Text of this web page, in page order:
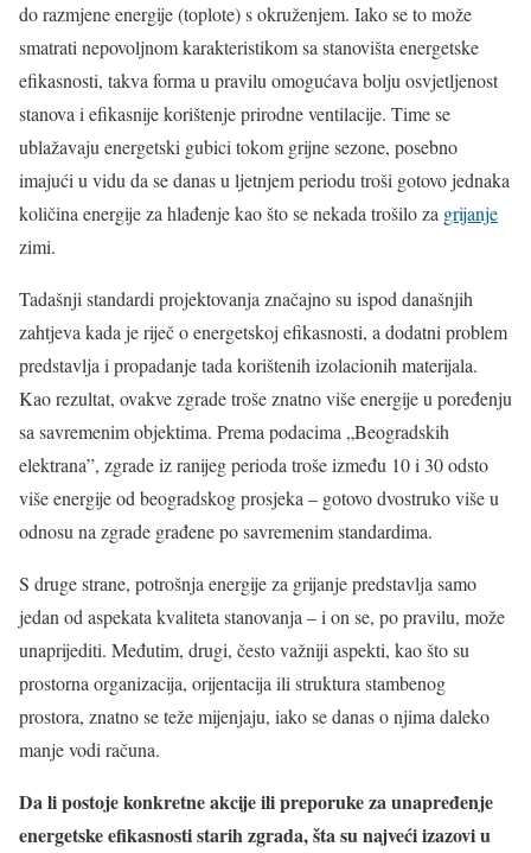
do razmjene energije (toplote) s okruženjem. Iako se to može
smatrati nepovoljnom karakteristikom sa stanovišta energetske
efikasnosti, takva forma u pravilu omogućava bolju osvjetljenost
stanova i efikasnije korištenje prirodne ventilacije. Time se
ublažavaju energetski gubici tokom grijne sezone, posebno
imajući u vidu da se danas u ljetnjem periodu troši gotovo jednaka
količina energije za hlađenje kao što se nekada trošilo za grijanje
zimi.
Tadašnji standardi projektovanja značajno su ispod današnjih
zahtjeva kada je riječ o energetskoj efikasnosti, a dodatni problem
predstavlja i propadanje tada korištenih izolacionih materijala.
Kao rezultat, ovakve zgrade troše znatno više energije u poređenju
sa savremenim objektima. Prema podacima „Beogradskih
elektrana”, zgrade iz ranijeg perioda troše između 10 i 30 odsto
više energije od beogradskog prosjeka – gotovo dvostruko više u
odnosu na zgrade građene po savremenim standardima.
S druge strane, potrošnja energije za grijanje predstavlja samo
jedan od aspekata kvaliteta stanovanja – i on se, po pravilu, može
unaprijediti. Međutim, drugi, često važniji aspekti, kao što su
prostorna organizacija, orijentacija ili struktura stambenog
prostora, znatno se teže mijenjaju, iako se danas o njima daleko
manje vodi računa.
Da li postoje konkretne akcije ili preporuke za unapređenje
energetske efikasnosti starih zgrada, šta su najveći izazovi u